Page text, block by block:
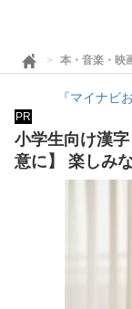
本・音楽・映
『マイナビ
PR
小学生向け漢
意に】 楽しみ